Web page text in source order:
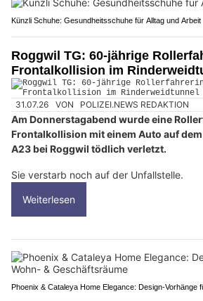
Künzli Schuhe: Gesundheitsschuhe für Alltag und Arbeit
Roggwil TG: 60-jährige
Frontalkollision im
31.07.26 VON POLIZEI.NEWS REDAKTION
Am Donnerstagabend wurde eine
Frontalkollision mit einem Auto auf
A23 bei Roggwil tödlich verletzt.
Sie verstarb noch auf der Unfallstelle.
Weiterlesen
Phoenix & Cataleya Home Elegance: Design-Vorhänge